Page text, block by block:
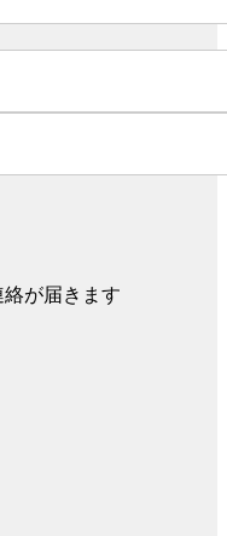
が届きます